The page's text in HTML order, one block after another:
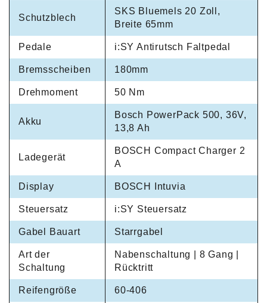
Schutzblech
SKS Bluemels 20 Zoll,
Breite 65mm
Pedale i:SY Antirutsch Faltpedal
Bremsscheiben 180mm
Drehmoment 50 Nm
Akku
Bosch PowerPack 500, 36V,
13,8 Ah
Ladegerät
BOSCH Compact Charger 2
A
Display BOSCH Intuvia
Steuersatz i:SY Steuersatz
Gabel Bauart Starrgabel
Art der
Schaltung
Nabenschaltung | 8 Gang |
Rücktritt
Reifengröße 60-406